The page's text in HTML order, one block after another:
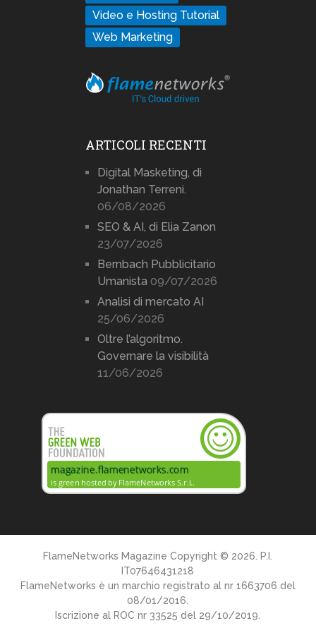
Video e Hosting Tutorial
Web Marketing
ARTICOLI RECENTI
Digital Masketing, di
Jonathan Terreni.
06/08/2026
SEO & AI, di Elia Zanon
23/07/2026
Bernbach Pubblicitario
Umanista 09/07/2026
Analisi di mercato AI
25/06/2026
Oltre l’algoritmo.
Governare la visibilità
11/06/2026
FlameNetworks Magazine Copyright © 2026. P.I.
IT07646431218
FlameNetworks è un marchio registrato al nr 1663706 del
08/01/2016.
Iscrizione al ROC nr 33525 del 29/10/2019.